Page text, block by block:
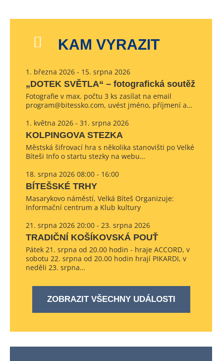
KAM VYRAZIT
1. března 2026 - 15. srpna 2026
„DOTEK SVĚTLA“ – fotografická soutěž
Fotografie v max. počtu 3 ks zasílat na email
program@bitessko.com, uvést jméno, příjmení a…
1. května 2026 - 31. srpna 2026
KOLPINGOVA STEZKA
Městská šifrovací hra s několika stanovišti po Velké
Bíteši Info o startu stezky na webu…
18. srpna 2026 08:00 - 16:00
BÍTEŠSKÉ TRHY
Masarykovo náměstí, Velká Bíteš Organizuje:
Informační centrum a Klub kultury
21. srpna 2026 20:00 - 23. srpna 2026
TRADIČNÍ KOŠÍKOVSKÁ POUŤ
Pátek 21. srpna od 20.00 hodin - hraje ACCORD, v
sobotu 22. srpna od 20.00 hodin hrají PIKARDI, v
neděli 23. srpna…
ZOBRAZIT VŠECHNY UDÁLOSTI